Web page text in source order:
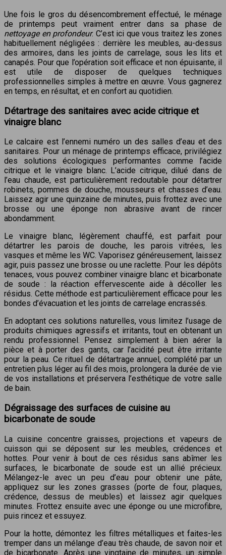
Une fois le gros du désencombrement effectué, le ménage
de printemps peut vraiment entrer dans sa phase de
nettoyage en profondeur. C’est ici que vous traitez les zones
habituellement négligées : derrière les meubles, au-dessus
des armoires, dans les joints de carrelage, sous les lits et
canapés. Pour que l’opération soit efficace et non épuisante, il
est utile de disposer de quelques techniques
professionnelles simples à mettre en œuvre. Vous gagnerez
en temps, en résultat, et en confort au quotidien.
Détartrage des sanitaires avec acide citrique et
vinaigre blanc
Le calcaire est l’ennemi numéro un des salles d’eau et des
sanitaires. Pour un ménage de printemps efficace, privilégiez
des solutions écologiques performantes comme l’acide
citrique et le vinaigre blanc. L’acide citrique, dilué dans de
l’eau chaude, est particulièrement redoutable pour détartrer
robinets, pommes de douche, mousseurs et chasses d’eau.
Laissez agir une quinzaine de minutes, puis frottez avec une
brosse ou une éponge non abrasive avant de rincer
abondamment.
Le vinaigre blanc, légèrement chauffé, est parfait pour
détartrer les parois de douche, les parois vitrées, les
vasques et même les WC. Vaporisez généreusement, laissez
agir, puis passez une brosse ou une raclette. Pour les dépôts
tenaces, vous pouvez combiner vinaigre blanc et bicarbonate
de soude : la réaction effervescente aide à décoller les
résidus. Cette méthode est particulièrement efficace pour les
bondes d’évacuation et les joints de carrelage encrassés.
En adoptant ces solutions naturelles, vous limitez l’usage de
produits chimiques agressifs et irritants, tout en obtenant un
rendu professionnel. Pensez simplement à bien aérer la
pièce et à porter des gants, car l’acidité peut être irritante
pour la peau. Ce rituel de détartrage annuel, complété par un
entretien plus léger au fil des mois, prolongera la durée de vie
de vos installations et préservera l’esthétique de votre salle
de bain.
Dégraissage des surfaces de cuisine au
bicarbonate de soude
La cuisine concentre graisses, projections et vapeurs de
cuisson qui se déposent sur les meubles, crédences et
hottes. Pour venir à bout de ces résidus sans abîmer les
surfaces, le bicarbonate de soude est un allié précieux.
Mélangez-le avec un peu d’eau pour obtenir une pâte,
appliquez sur les zones grasses (porte de four, plaques,
crédence, dessus de meubles) et laissez agir quelques
minutes. Frottez ensuite avec une éponge ou une microfibre,
puis rincez et essuyez.
Pour la hotte, démontez les filtres métalliques et faites-les
tremper dans un mélange d’eau très chaude, de savon noir et
de bicarbonate. Après une vingtaine de minutes, un simple